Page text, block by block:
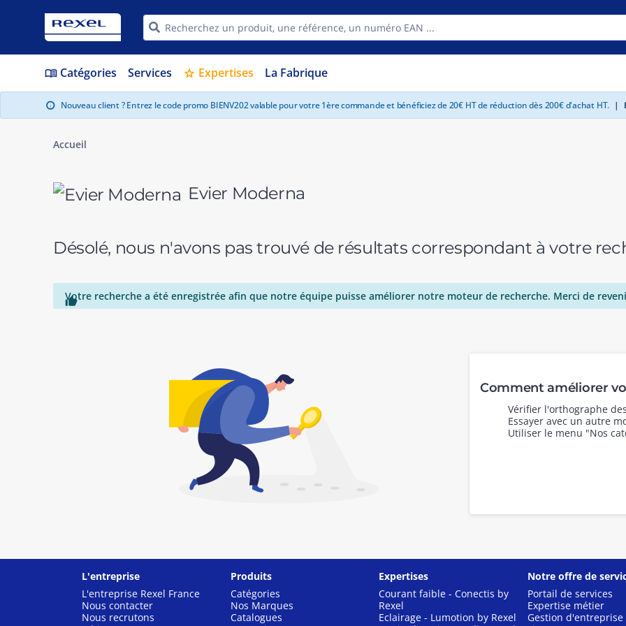
menu_book Catégories Services star Expertises La Fabrique
info Nouveau client ? Entrez le code promo BIENV202 valable pour votre 1ère commande et bénéficiez de 20€ HT de réduction dès 200€ d'achat HT. |
Accueil
Evier Moderna
Désolé, nous n'avons pas trouvé de résultats correspondant à votre

Votre recherche a été enregistrée afin que notre équipe puisse améliorer notre moteur de recherche. Merci de
Comment améliorer
Vérifier l'orthographe
Essayer avec un autre
Utiliser le menu "Nos
L'entreprise
L'entreprise Rexel France
Nous contacter
Nous recrutons
Produits
Catégories
Nos Marques
Catalogues
Expertises
Courant faible - Conectis by
Rexel
Eclairage - Lumotion by Rexel
Notre offre de
Portail de services
Expertise métier
Gestion d'entreprise